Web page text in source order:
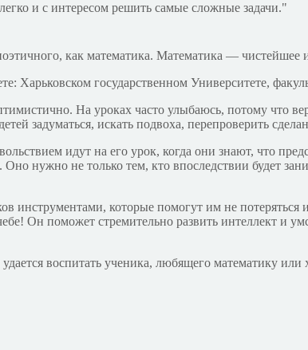
и с интересом решить самые сложные задачи.
как математика. Математика —
государственном Университете,
На уроках часто улыбаюсь, потому что
задуматься, искать подвоха, перепроверить
идут на его урок, когда они знают, что
нужно не только тем, кто впоследствии будет
инструментами, которые помогут им не потеряться
Он поможет стремительно развить интеллект и
воспитать ученика, любящего математику